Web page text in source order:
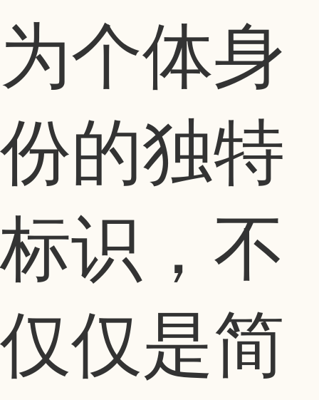
为个体身
份的独特
标识，不
仅仅是简